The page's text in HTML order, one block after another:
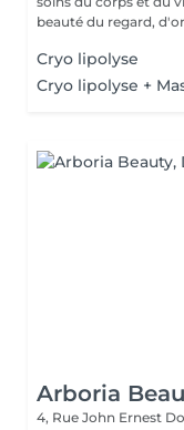
beauté du regard,
Cryo lipolyse
Cryo lipolyse +
Arboria
4, Rue John Ernest